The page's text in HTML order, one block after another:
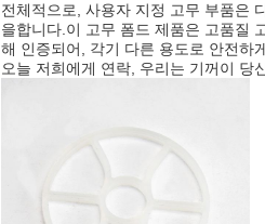
전체적으로, 사용자 지정 고무 부품은
을합니다.이 고무 폼드 제품은 고품질
해 인증되어, 각기 다른 용도로 안전하
오늘 저희에게 연락, 우리는 기꺼이 당